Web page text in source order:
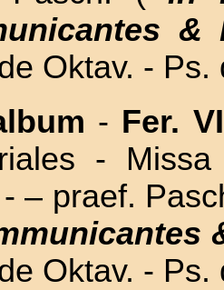
&
Oktav. - Ps.
- Fer.
-
– praef.
Oktav. - Ps.